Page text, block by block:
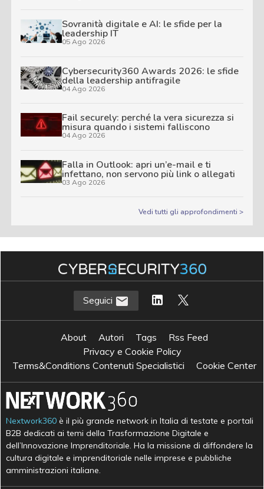
Sovranità digitale e AI: le sfide per la
leadership IT
05 Ago 2026
Cybersecurity360 Awards 2026: le sfide
della leadership antifragile
04 Ago 2026
Fail securely: perché la vera sicurezza si
misura quando i sistemi falliscono
04 Ago 2026
Falla in Outlook: apri un’e-mail e ti
infettano, non servono più link o allegati
03 Ago 2026
Vedi tutti gli approfondimenti >
Seguici
About Autori Tags
Rss Feed
Privacy e Cookie Policy
Terms&Conditions Contenuti Specialistici
Cookie Center
Nextwork360 è il più grande network in Italia di testate e portali
B2B dedicati ai temi della Trasformazione Digitale e
dell’Innovazione Imprenditoriale. Ha la missione di diffondere la
cultura digitale e imprenditoriale nelle imprese e pubbliche
amministrazioni italiane.